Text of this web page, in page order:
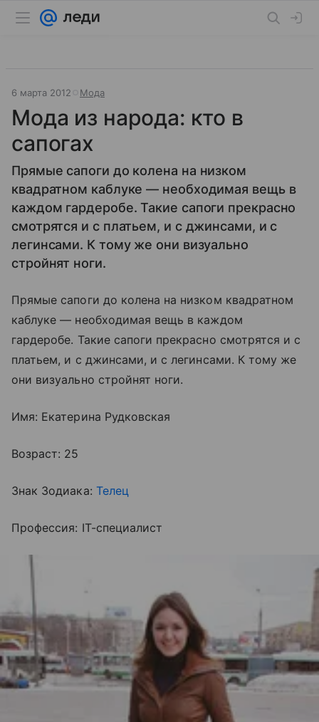
6 марта 2012 Мода
Мода из народа: кто в
сапогах
Прямые сапоги до колена на низком
квадратном каблуке — необходимая вещь в
каждом гардеробе. Такие сапоги прекрасно
смотрятся и с платьем, и с джинсами, и с
легинсами. К тому же они визуально
стройнят ноги.
Прямые сапоги до колена на низком квадратном
каблуке — необходимая вещь в каждом
гардеробе. Такие сапоги прекрасно смотрятся и с
платьем, и с джинсами, и с легинсами. К тому же
они визуально стройнят ноги.
Имя: Екатерина Рудковская
Возраст: 25
Знак Зодиака: Телец
Профессия: IT-специалист